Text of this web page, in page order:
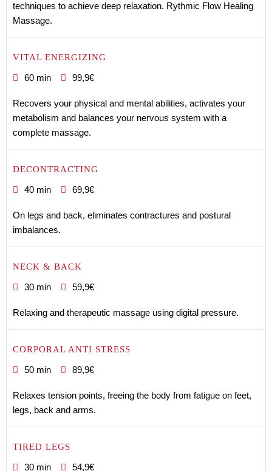
techniques to achieve deep relaxation. Rythmic Flow Healing
Massage.
VITAL ENERGIZING
60 min 99,9€
Recovers your physical and mental abilities, activates your
metabolism and balances your nervous system with a
complete massage.
DECONTRACTING
40 min 69,9€
On legs and back, eliminates contractures and postural
imbalances.
NECK & BACK
30 min 59,9€
Relaxing and therapeutic massage using digital pressure.
CORPORAL ANTI STRESS
50 min 89,9€
Relaxes tension points, freeing the body from fatigue on feet,
legs, back and arms.
TIRED LEGS
30 min 54,9€